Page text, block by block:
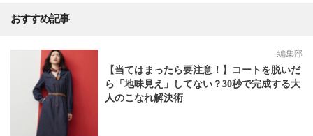
おすすめ記事
編集部
【当てはまったら要注意！】コートを脱いだ
ら「地味見え」してない？30秒で完成する大
人のこなれ解決術